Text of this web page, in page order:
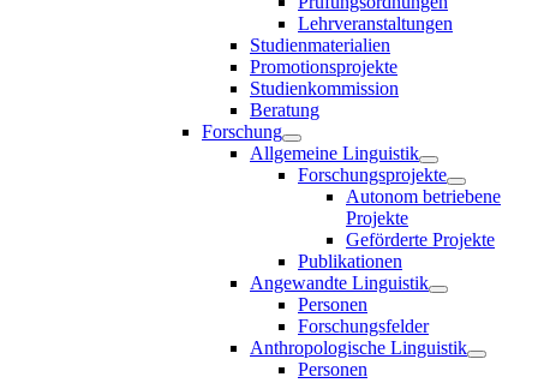
Lehrveranstaltungen
Studienmaterialien
Promotionsprojekte
Studienkommission
Beratung
Forschung
Allgemeine Linguistik
Forschungsprojekte
Autonom betriebene
Projekte
Geförderte Projekte
Publikationen
Angewandte Linguistik
Personen
Forschungsfelder
Anthropologische Linguistik
Personen